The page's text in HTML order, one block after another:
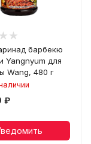
барбекю
Yangnyum для
Wang, 480 г
₽